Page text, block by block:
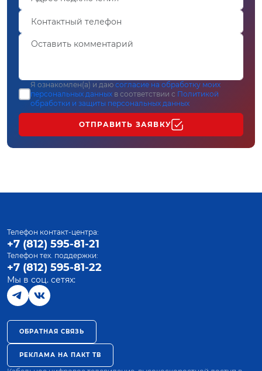
Я ознакомлен(а) и даю согласие на обработку моих
персональных данных в соответствии с Политикой
обработки и защиты персональных данных
ОТПРАВИТЬ ЗАЯВКУ
Телефон контакт-центра:
+7 (812) 595-81-21
Телефон тех. поддержки:
+7 (812) 595-81-22
Мы в соц. сетях:
ОБРАТНАЯ СВЯЗЬ
РЕКЛАМА НА ПАКТ ТВ